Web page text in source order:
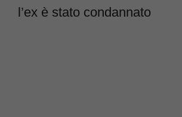
l’ex è stato condannato